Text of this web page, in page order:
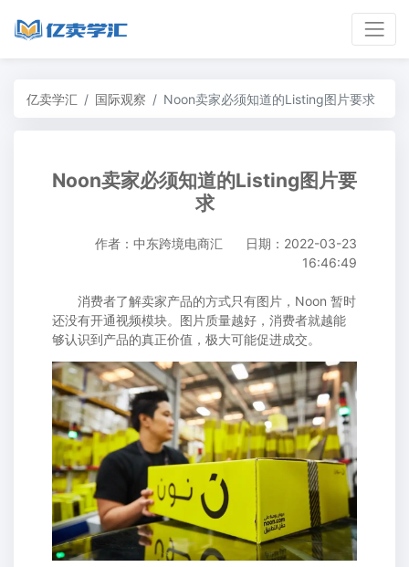
亿卖学汇 国际观察 Noon卖家必须知道的Listing图片要求
Noon卖家必须知道的Listing图片要
求
作者：中东跨境电商汇
日期：2022-03-23
16:46:49
消费者了解卖家产品的方式只有图片，Noon 暂时
还没有开通视频模块。图片质量越好，消费者就越能
够认识到产品的真正价值，极大可能促进成交。